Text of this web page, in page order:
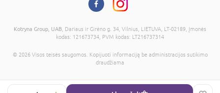
Kotryna Group, UAB , Dariaus ir Girėno g. 34, Vilnius, LIETUVA, LT-02189, Įmonės
kodas: 121673734, PVM kodas: LT216737314
© 2026 Visos teisės saugomos. Kopijuoti informaciją be administracijos sutikimo
draudžiama